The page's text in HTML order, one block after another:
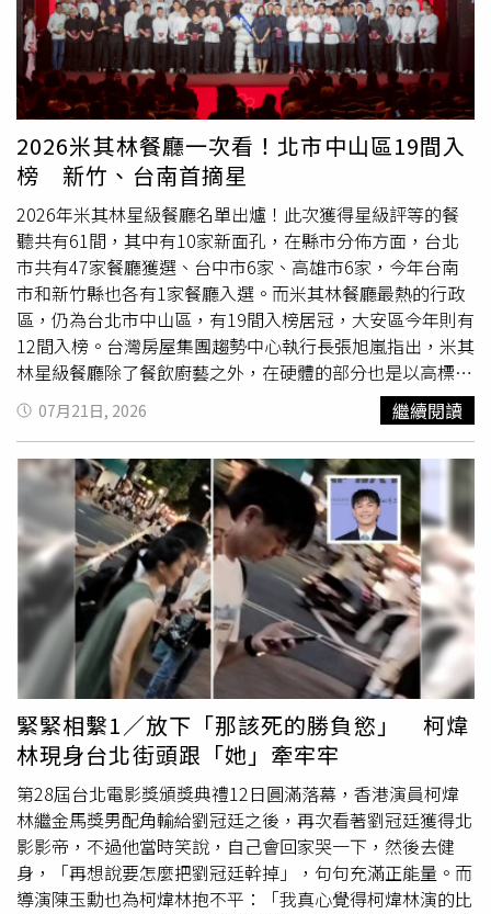
芋頭奶茶要回來了嗎」、「青春真的回來了」、「草莓雪泡
一生之推，還有番石榴紅、薄荷綠」。休閒小站曾是台灣手
搖飲市場的重要品牌，與快可立、葵可立、杯樂並列當年手
搖飲四大品牌，陪伴不少7、8年級生成長。不過隨著手搖飲
市場競爭加劇，品牌自2010年後逐漸淡出台灣市場，街頭
門市也陸續消失。
2026米其林餐廳一次看！北市中山區19間入
榜 新竹、台南首摘星
2026年米其林星級餐廳名單出爐！此次獲得星級評等的餐
聽共有61間，其中有10家新面孔，在縣市分佈方面，台北
市共有47家餐廳獲選、台中市6家、高雄市6家，今年台南
市和新竹縣也各有1家餐廳入選。而米其林餐廳最熱的行政
區，仍為台北市中山區，有19間入榜居冠，大安區今年則有
12間入榜。台灣房屋集團趨勢中心執行長張旭嵐指出，米其
林星級餐廳除了餐飲廚藝之外，在硬體的部分也是以高標準
規劃，因此空間需求大，且從裝潢氛圍、服務人員比例、動
線都經過特別設計，投入的裝潢費用也所費不貲，除了星級
飯店之外，選擇店面也得找空間大的新大樓，比較有足夠資
源可以配合規劃，即使是走精緻小眾的巷弄私廚，打造規格
也絲毫馬虎不得。米其林餐廳最密集的中山區，主要分布在
兩大高端 商圈，一為晶華商圈，國際客多，餐飲要求水準
高；另外一個則為大直內湖商圈，除了因水岸豪宅聚落，豪
宅客層密度高，加上臨近內科園區，匯集大量高收入消費族
群，因此大直內湖商圈成為國內最具指標性的米其林商圈 。
至於大安區亦有12間餐廳入榜，不乏隱身巷弄的日本料理
店，東區大型餐飲店面多在主幹道，逛街人潮多隱密性不
高，反倒催生了巷弄店面商機，尤其日本料理店講究溫馨氛
圍，近距離和師傅互動，鑑賞製作過程，因此整體空間需求
不如歐式料理或西餐廳高，大安區巷弄內鬧中取靜的特質，
更能符合日本料理經營氛圍需求。此外，新竹與台南這次也
首度摘星。其中新竹首間摘星的餐廳「鮨安」，位於竹北高
鐵特區，周邊鄰里近年的家戶平均年所得超過300萬元，是
全台灣最富有的區域之一，被視為台北之外的「新天龍
國」，居民的高所得，也帶動高消費餐飲的崛起，成功孕育
出新竹地區首間米其林摘星餐廳。台灣小吃之都的台南市，
07月21日, 2026 繼續閱讀
緊緊相繫1／放下「那該死的勝負慾」 柯煒
林現身台北街頭跟「她」牽牢牢
第28屆台北電影獎頒獎典禮12日圓滿落幕，香港演員柯煒
林繼金馬獎男配角輸給劉冠廷之後，再次看著劉冠廷獲得北
影影帝，不過他當時笑說，自己會回家哭一下，然後去健
身，「再想說要怎麼把劉冠廷幹掉」，句句充滿正能量。而
導演陳玉勳也為柯煒林抱不平：「我真心覺得柯煒林演的比